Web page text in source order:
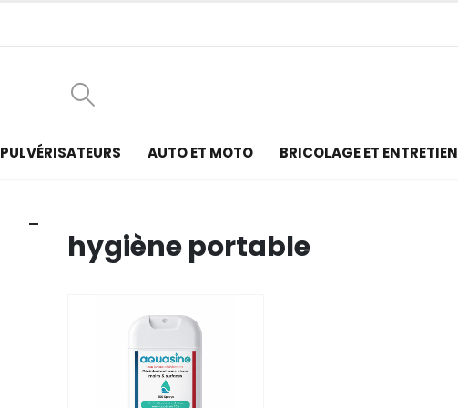
PULVÉRISATEURS AUTO ET MOTO BRICOLAGE ET ENTRETIEN
hygiène portable